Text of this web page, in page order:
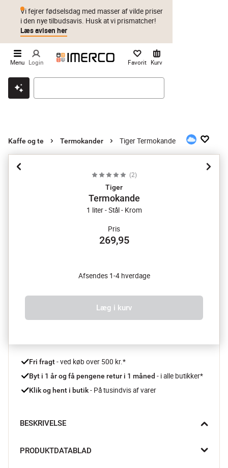
Klik & hent Byt i 1 år Prismatch
Vi fejrer fødselsdag med masser af vilde priser
i den nye tilbudsavis. Husk at vi prismatcher!
Læs avisen her
Menu Login Favorit Kurv
Kaffe og te Termokander Tiger Termokande
(2)
Tiger
Termokande
1 liter - Stål - Krom
Pris
269,95
Afsendes 1-4 hverdage
Læg i kurv
Fri fragt - ved køb over 500 kr.*
Byt i 1 år og få pengene retur i 1 måned - i alle butikker*
Klik og hent i butik - På tusindvis af varer
BESKRIVELSE
påfyldning. Velegnet til både kolde og varme drikke.
PRODUKTDATABLAD